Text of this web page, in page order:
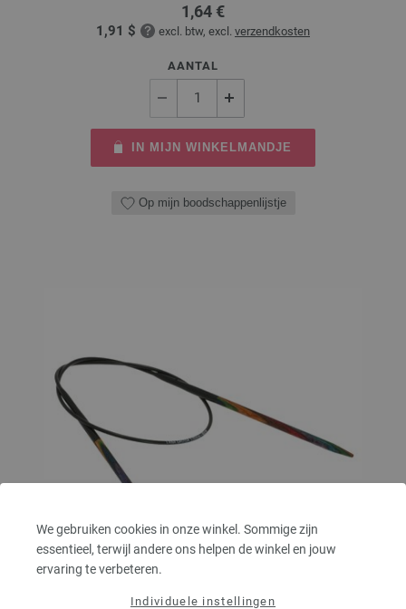
We gebruiken cookies in onze winkel. Sommige zijn
essentieel, terwijl andere ons helpen de winkel en jouw
ervaring te verbeteren.
Individuele instellingen
1,64 €
1,91 $ excl. btw, excl. verzendkosten
AANTAL
IN MIJN WINKELMANDJE
Op mijn boodschappenlijstje